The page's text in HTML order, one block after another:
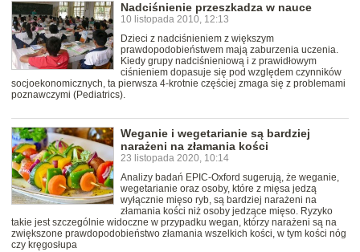
Nadciśnienie przeszkadza w nauce
10 listopada 2010, 12:13
Dzieci z nadciśnieniem z większym
prawdopodobieństwem mają zaburzenia uczenia.
Kiedy grupy nadciśnieniową i z prawidłowym
ciśnieniem dopasuje się pod względem czynników
socjoekonomicznych, ta pierwsza 4-krotnie częściej zmaga się z problemami
poznawczymi (Pediatrics).
Weganie i wegetarianie są bardziej
narażeni na złamania kości
23 listopada 2020, 10:14
Analizy badań EPIC-Oxford sugerują, że weganie,
wegetarianie oraz osoby, które z mięsa jedzą
wyłącznie mięso ryb, są bardziej narażeni na
złamania kości niż osoby jedzące mięso. Ryzyko
takie jest szczególnie widoczne w przypadku wegan, którzy narażeni są na
zwiększone prawdopodobieństwo złamania wszelkich kości, w tym kości nóg
czy kręgosłupa